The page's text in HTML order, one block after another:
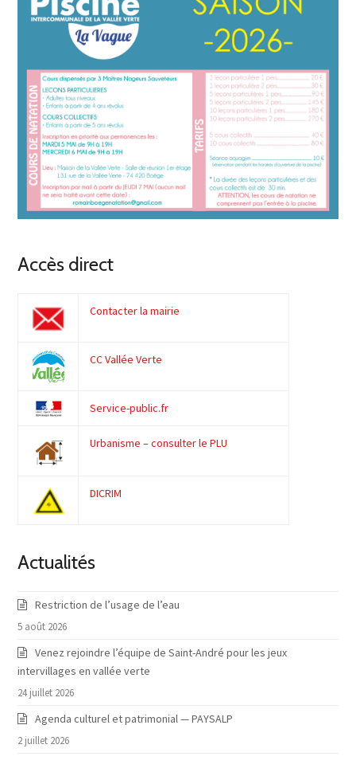
Accès direct
Contacter la mairie
CC Vallée Verte
Service-public.fr
Urbanisme – consulter le PLU
DICRIM
Actualités
Restriction de l’usage de l’eau
5 août 2026
Venez rejoindre l’équipe de Saint-André pour les jeux
intervillages en vallée verte
24 juillet 2026
Agenda culturel et patrimonial — PAYSALP
2 juillet 2026